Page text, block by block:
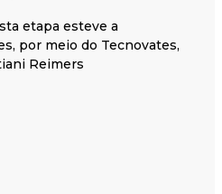
etapa esteve a
por meio do Tecnovates,
Reimers